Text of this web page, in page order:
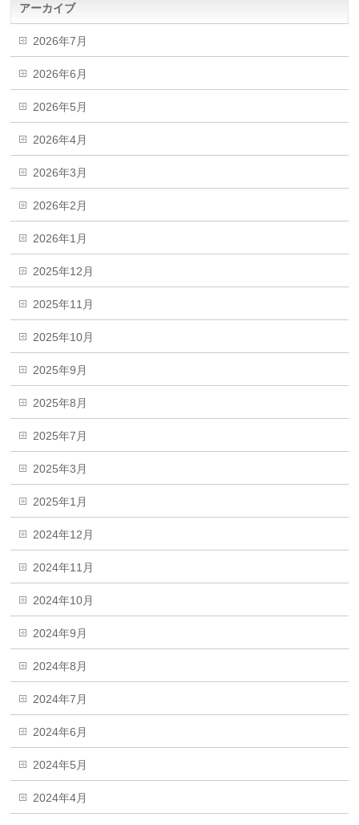
アーカイブ
2026年7月
2026年6月
2026年5月
2026年4月
2026年3月
2026年2月
2026年1月
2025年12月
2025年11月
2025年10月
2025年9月
2025年8月
2025年7月
2025年3月
2025年1月
2024年12月
2024年11月
2024年10月
2024年9月
2024年8月
2024年7月
2024年6月
2024年5月
2024年4月